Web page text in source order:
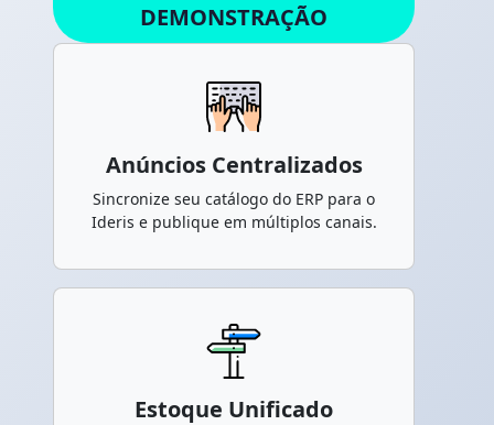
DEMONSTRAÇÃO
Anúncios Centralizados
Sincronize seu catálogo do ERP para o
Ideris e publique em múltiplos canais.
Estoque Unificado